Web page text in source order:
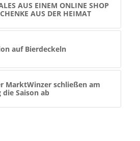
AUS EINEM ONLINE SHOP
AUS DER HEIMAT
auf Bierdeckeln
MarktWinzer schließen am
die Saison ab